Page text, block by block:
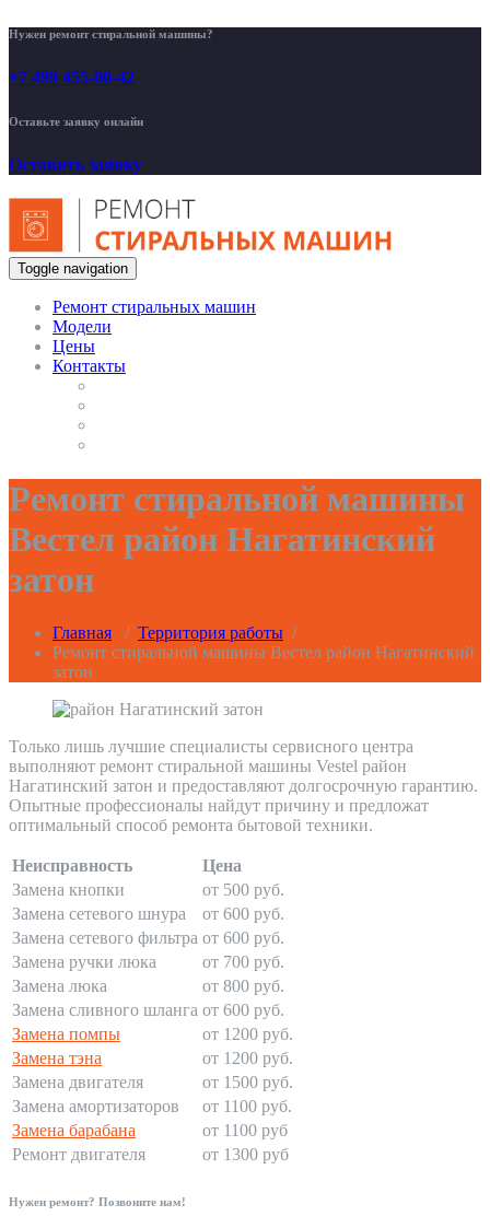
Нужен ремонт стиральной машины?
+7 499 455-00-42
Оставьте заявку онлайн
Оставить заявку
Toggle navigation
Ремонт стиральных машин
Модели
Цены
Контакты
Ремонт стиральной машины
Вестел район Нагатинский
затон
Главная / Территория работы /
Ремонт стиральной машины Вестел район Нагатинский
затон
Только лишь лучшие специалисты сервисного центра
выполняют ремонт стиральной машины Vestel район
Нагатинский затон и предоставляют долгосрочную гарантию.
Опытные профессионалы найдут причину и предложат
оптимальный способ ремонта бытовой техники.
Неисправность
Цена
Замена кнопки
от 500 руб.
Замена сетевого шнура
от 600 руб.
Замена сетевого фильтра от 600 руб.
Замена ручки люка
от 700 руб.
Замена люка
от 800 руб.
Замена сливного шланга от 600 руб.
Замена помпы
от 1200 руб.
Замена тэна
от 1200 руб.
Замена двигателя
от 1500 руб.
Замена амортизаторов
от 1100 руб.
Замена барабана
от 1100 руб
Ремонт двигателя
от 1300 руб
Нужен ремонт? Позвоните нам!